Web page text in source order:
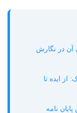
آن در نگارش
از ایده تا
نامه